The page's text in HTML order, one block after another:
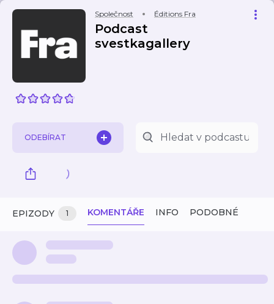
Společnost Éditions Fra
Podcast
svestkagallery
ODEBÍRAT
EPIZODY 1 KOMENTÁŘE INFO PODOBNÉ